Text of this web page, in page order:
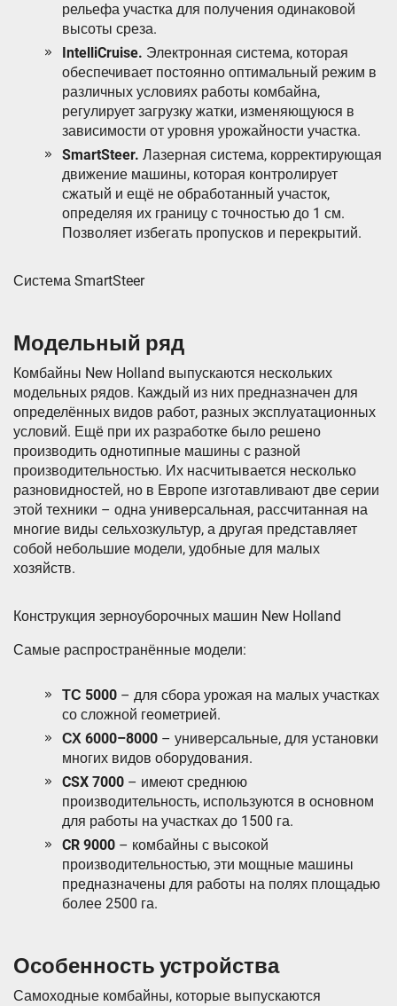
рельефа участка для получения одинаковой
высоты среза.
IntelliCruise. Электронная система, которая
обеспечивает постоянно оптимальный режим в
различных условиях работы комбайна,
регулирует загрузку жатки, изменяющуюся в
зависимости от уровня урожайности участка.
SmartSteer. Лазерная система, корректирующая
движение машины, которая контролирует
сжатый и ещё не обработанный участок,
определяя их границу с точностью до 1 см.
Позволяет избегать пропусков и перекрытий.
Система SmartSteer
Модельный ряд
Комбайны New Holland выпускаются нескольких
модельных рядов. Каждый из них предназначен для
определённых видов работ, разных эксплуатационных
условий. Ещё при их разработке было решено
производить однотипные машины с разной
производительностью. Их насчитывается несколько
разновидностей, но в Европе изготавливают две серии
этой техники – одна универсальная, рассчитанная на
многие виды сельхозкультур, а другая представляет
собой небольшие модели, удобные для малых
хозяйств.
Конструкция зерноуборочных машин New Holland
Самые распространённые модели:
ТС 5000 – для сбора урожая на малых участках
со сложной геометрией.
СХ 6000–8000 – универсальные, для установки
многих видов оборудования.
CSX 7000 – имеют среднюю
производительность, используются в основном
для работы на участках до 1500 га.
CR 9000 – комбайны с высокой
производительностью, эти мощные машины
предназначены для работы на полях площадью
более 2500 га.
Особенность устройства
Самоходные комбайны, которые выпускаются